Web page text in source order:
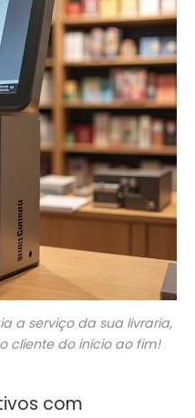
a serviço da sua livraria,
cliente do início ao fim!
com